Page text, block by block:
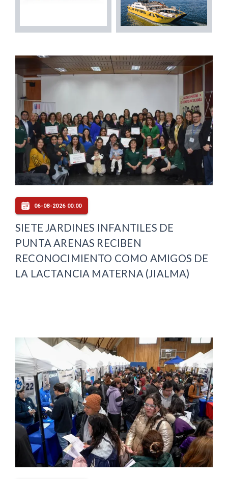
06-08-2026 00:00
SIETE JARDINES INFANTILES DE
PUNTA ARENAS RECIBEN
RECONOCIMIENTO COMO AMIGOS DE
LA LACTANCIA MATERNA (JIALMA)